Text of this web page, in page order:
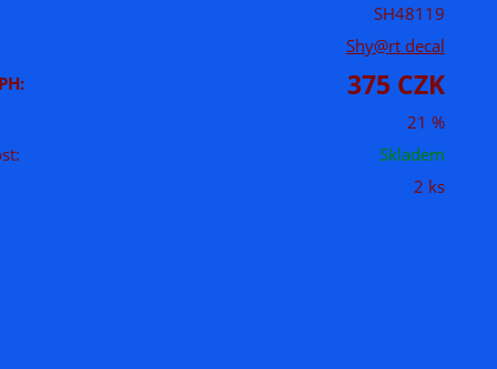
SH48119
Shy@rt decal
375 CZK
21 %
Skladem
2 ks